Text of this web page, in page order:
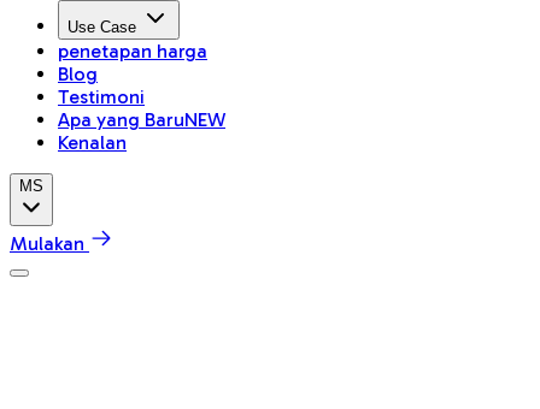
Use Case
penetapan harga
Blog
Testimoni
Apa yang BaruNEW
Kenalan
MS
Mulakan